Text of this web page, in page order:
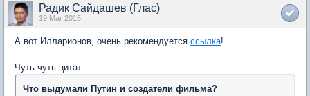
Радик Сайдашев (Глас)
19 Mar 2015
А вот Илларионов, очень рекомендуется ссылка!
Чуть-чуть цитат:
Что выдумали Путин и создатели фильма?